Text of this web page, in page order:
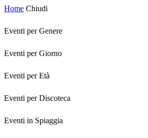
Home Chiudi
Eventi per Genere
Eventi per Giorno
Eventi per Età
Eventi per Discoteca
Eventi in Spiaggia